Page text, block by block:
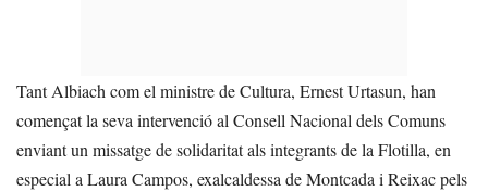
Tant Albiach com el ministre de Cultura, Ernest Urtasun, han
començat la seva intervenció al Consell Nacional dels Comuns
enviant un missatge de solidaritat als integrants de la Flotilla, en
especial a Laura Campos, exalcaldessa de Montcada i Reixac pels